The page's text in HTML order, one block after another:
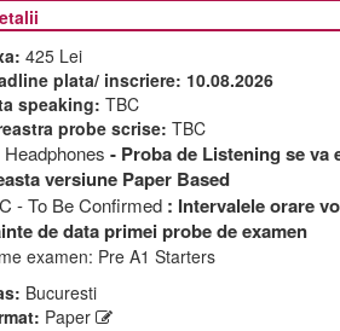
425 Lei
plata/ inscriere: 10.08.2026
speaking: TBC
probe scrise: TBC
- Proba de Listening se va
versiune Paper Based
- To Be Confirmed : Intervalele orare
de data primei probe de examen
examen: Pre A1 Starters
Bucuresti
Paper